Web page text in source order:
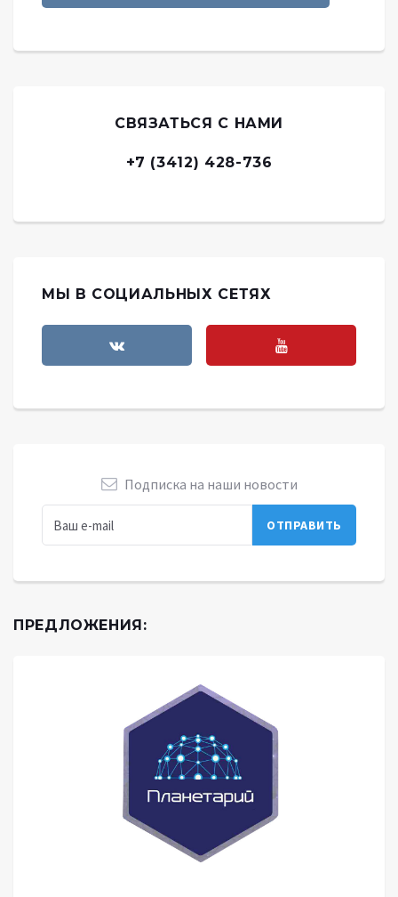
СВЯЗАТЬСЯ С НАМИ
+7 (3412) 428-736
МЫ В СОЦИАЛЬНЫХ СЕТЯХ
Подписка на наши новости
ПРЕДЛОЖЕНИЯ: